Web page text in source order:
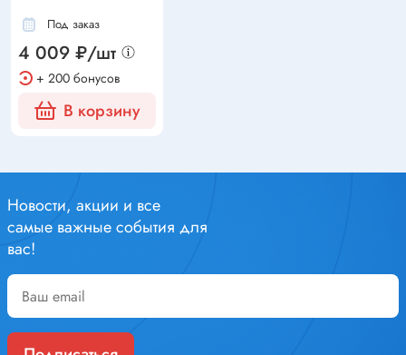
Под заказ
4 009 ₽/шт
+ 200 бонусов
В корзину
Новости, акции и все
самые важные события для
вас!